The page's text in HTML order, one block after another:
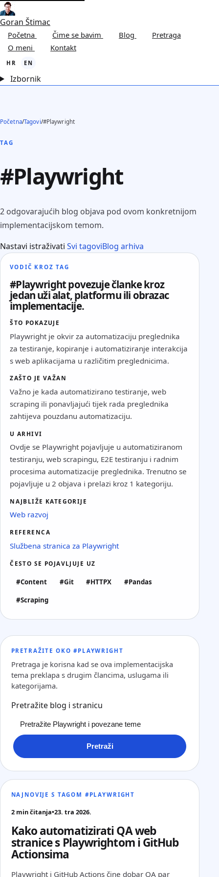
Goran Štimac
Početna Čime se bavim Blog
Pretraga
O meni
Kontakt
HR EN
Izbornik
Početna/Tagovi/#Playwright
TAG
#Playwright
2 odgovarajućih blog objava pod ovom konkretnijom
implementacijskom temom.
Nastavi istraživati Svi tagoviBlog arhiva
VODIČ KROZ TAG
#Playwright povezuje članke kroz
jedan uži alat, platformu ili obrazac
implementacije.
ŠTO POKAZUJE
Playwright je okvir za automatizaciju preglednika
za testiranje, kopiranje i automatiziranje interakcija
s web aplikacijama u različitim preglednicima.
ZAŠTO JE VAŽAN
Važno je kada automatizirano testiranje, web
scraping ili ponavljajući tijek rada preglednika
zahtijeva pouzdanu automatizaciju.
U ARHIVI
Ovdje se Playwright pojavljuje u automatiziranom
testiranju, web scrapingu, E2E testiranju i radnim
procesima automatizacije preglednika. Trenutno se
pojavljuje u 2 objava i prelazi kroz 1 kategoriju.
NAJBLIŽE KATEGORIJE
Web razvoj
REFERENCA
Službena stranica za Playwright
ČESTO SE POJAVLJUJE UZ
#Content #Git #HTTPX #Pandas
#Scraping
PRETRAŽITE OKO #PLAYWRIGHT
Pretraga je korisna kad se ova implementacijska
tema preklapa s drugim člancima, uslugama ili
kategorijama.
Pretražite blog i stranicu
Pretraži
NAJNOVIJE S TAGOM #PLAYWRIGHT
2 min čitanja•23. tra 2026.
Kako automatizirati QA web
stranice s Playwrightom i GitHub
Actionsima
Playwright i GitHub Actions čine dobar QA par